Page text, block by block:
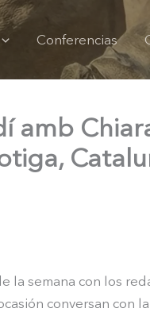
Conferencias
amb
la semana con los
conversan con